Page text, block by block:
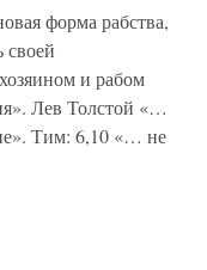
форма рабства,
своей
и рабом
Лев Толстой «…
Тим: 6,10 «… не